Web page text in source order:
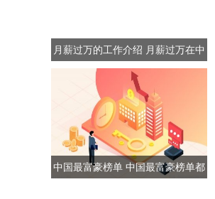
月薪过万的工作介绍 月薪过万在中
国到底什么水平?
中国最富豪榜单 中国最富豪榜单都